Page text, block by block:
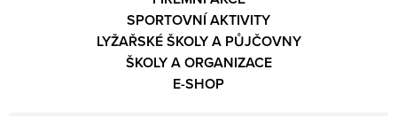
SPORTOVNÍ AKTIVITY
LYŽAŘSKÉ ŠKOLY A PŮJČOVNY
ŠKOLY A ORGANIZACE
E-SHOP